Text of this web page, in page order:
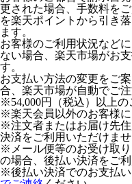
更された場合、手数料を
を楽天ポイントから引き
ます。
お客様のご利用状況など
ない場合、楽天市場がお
す。
お支払い方法の変更をご
合、楽天市場が自動でご
※54,000円（税込）以上の
※楽天会員以外のお客様に
※注文者またはお届け先
決済をご利用いただけませ
※メール便等のお受け取
の場合、後払い決済をご
※後払い決済でのお支払